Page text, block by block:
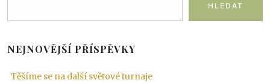
HLEDAT
NEJNOVĚJŠÍ PŘÍSPĚVKY
Těšíme se na další světové turnaje